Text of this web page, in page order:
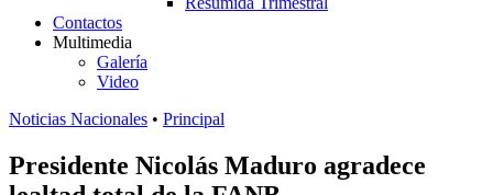
Contactos
Multimedia
Galería
Video
Noticias Nacionales • Principal
Presidente Nicolás Maduro agradece